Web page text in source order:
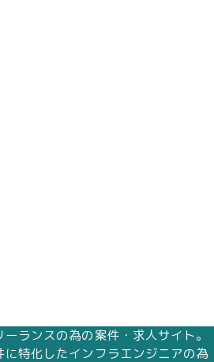
ランスの為の案件・求人サイト。
特化したインフラエンジニアの為